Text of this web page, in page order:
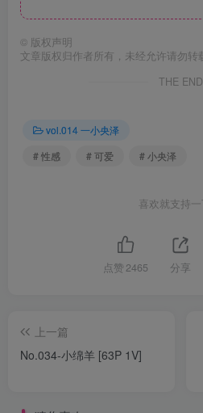
© 版权声明
文章版权归作者所有，未经允许请勿转
THE END
vol.014 一小央泽
# 性感
# 可爱 # 小央泽
喜欢就支持
点赞 2465 分享
上一篇
No.034-小绵羊 [63P 1V]